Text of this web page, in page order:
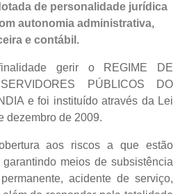
de personalidade jurídica
autonomia administrativa,
e contábil.
gerir o REGIME DE
PÚBLICOS DO
e foi instituído através da Lei
dezembro de 2009.
aos riscos a que estão
meios de subsistência
acidente de serviço,